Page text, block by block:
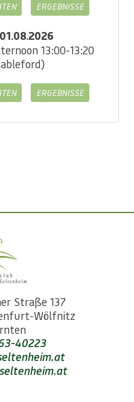
ERGEBNISSE
13:00-13:20
ERGEBNISSE
Straße 137
Wölfnitz
40223